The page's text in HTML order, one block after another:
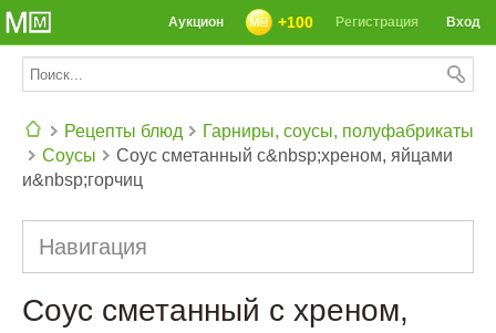
Вход
Регистрация
+100
Аукцион
Рецепты блюд
Гарниры, соусы, полуфабрикаты
Соусы
Соус сметанный с&nbsp;хреном, яйцами
и&nbsp;горчиц
Навигация
Соус сметанный с хреном,